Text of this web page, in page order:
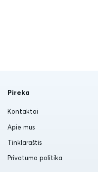
Pireka
Kontaktai
Apie mus
Tinklaraštis
Privatumo politika